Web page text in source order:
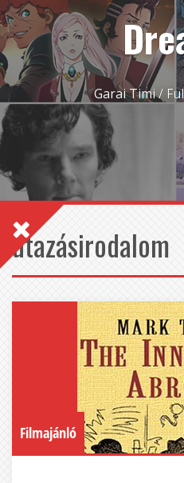
Garai Timi /
utazásirodalom
Filmajánló